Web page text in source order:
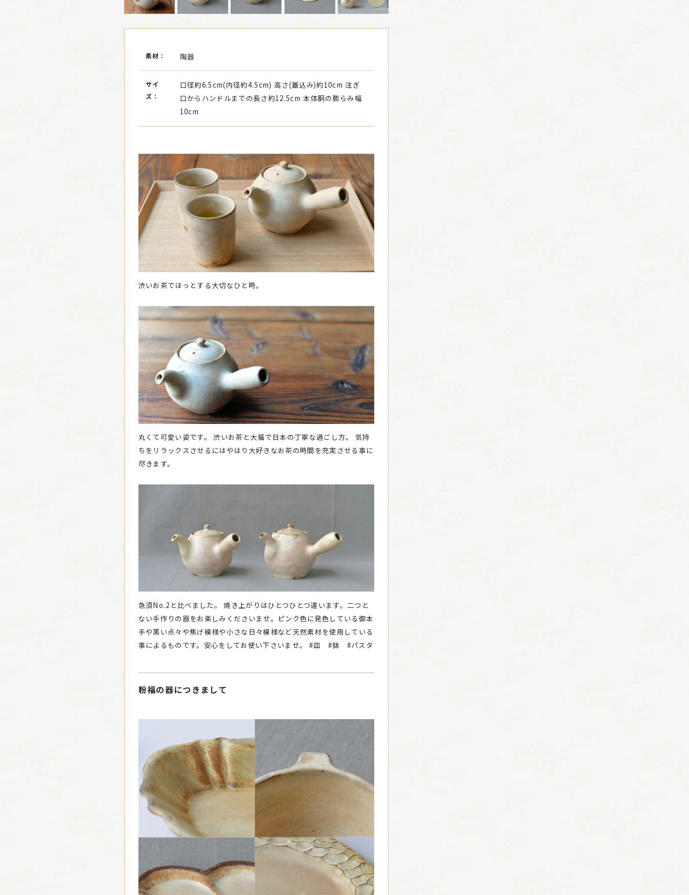
素材： 陶器
サイ
ズ：
口径約6.5cm(内径約4.5cm) 高さ(蓋込み)約10cm注ぎ
口からハンドルまでの長さ約12.5cm 本体胴の膨らみ幅
10cm
渋いお茶でほっとする大切なひと時。
丸くて可愛い姿です。 渋いお茶と大福で日本の丁寧な過ごし方。
気持
ちをリラックスさせるにはやはり大好きなお茶の時間を充実させる事に
尽きます。
急須No.2と比べました。
焼き上がりはひとつひとつ違います。二つと
ない手作りの器をお楽しみくださいませ。ピンク色に発色している御本
手や黒い点々や焦げ模様や小さな日々模様など天然素材を使用している
事によるものです。安心をしてお使い下さいませ。
#皿 #鉢 #パスタ
粉福の器につきまして